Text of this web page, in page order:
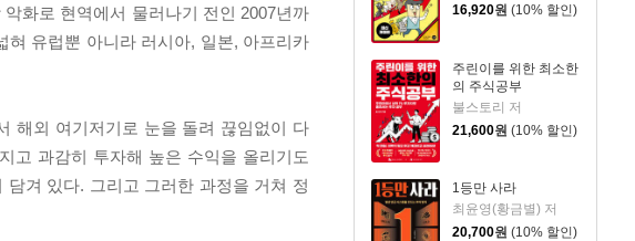
16,920원 (10% 할인)
주린이를 위한 최소한
의 주식공부
불스토리 저
21,600원 (10% 할인)
1등만 사라
최윤영(황금별) 저
20,700원 (10% 할인)
화로 현역에서 물러나기 전인 2007년까
혀 유럽뿐 아니라 러시아, 일본, 아프리카
해외 여기저기로 눈을 돌려 끊임없이 다
고 과감히 투자해 높은 수익을 올리기도
겨 있다. 그리고 그러한 과정을 거쳐 정